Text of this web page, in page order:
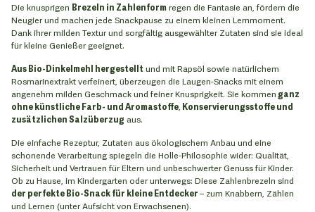
Die knusprigen Brezeln in Zahlenformregen die Fantasie an, fördern die
Neugier und machen jede Snackpause zu einem kleinen Lernmoment.
Dank ihrer milden Textur und sorgfältig ausgewählter Zutaten sind sie ideal
für kleine Genießer geeignet.
Aus Bio-Dinkelmehl hergestelltund mit Rapsöl sowie natürlichem
Rosmarinextrakt verfeinert, überzeugen die Laugen-Snacks mit einem
angenehm milden Geschmack und feiner Knusprigkeit. Sie kommenganz
ohne künstliche Farb- und Aromastoffe Konservierungsstoffe und
zusätzlichen Salzüberzug aus.
Die einfache Rezeptur, Zutaten aus ökologischem Anbau und eine
schonende Verarbeitung spiegeln die Holle-Philosophie wider: Qualität,
Sicherheit und Vertrauen für Eltern und unbeschwerter Genuss für Kinder.
Ob zu Hause, im Kindergarten oder unterwegs: Diese Zahlenbrezeln sind
der perfekte Bio-Snack für kleine Entdecker– zum Knabbern, Zählen
und Lernen (unter Aufsicht von Erwachsenen).